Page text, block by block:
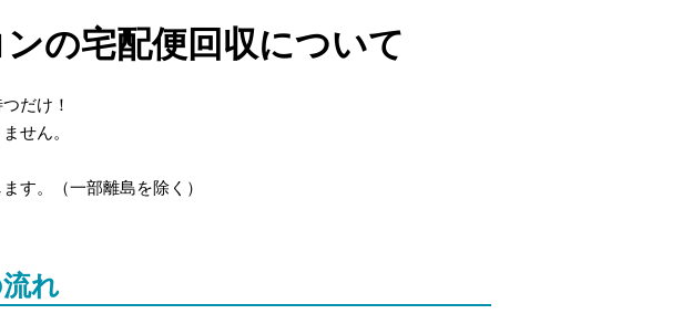
の宅配便回収について
だけ！
せん。
す。（一部離島を除く）
れ